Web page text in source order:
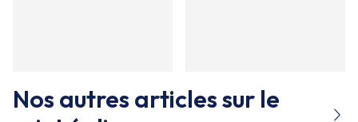
Nos autres articles sur le